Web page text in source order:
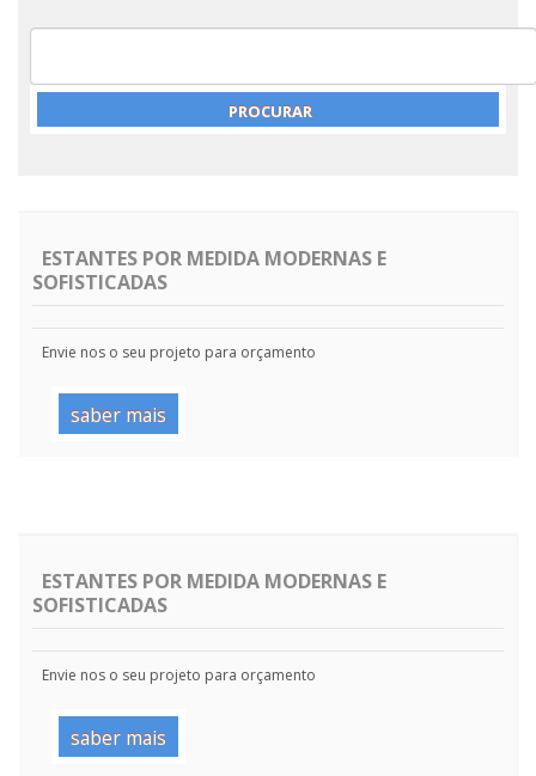
ESTANTES POR MEDIDA MODERNAS E
SOFISTICADAS
Envie nos o seu projeto para orçamento
saber mais
ESTANTES POR MEDIDA MODERNAS E
SOFISTICADAS
Envie nos o seu projeto para orçamento
saber mais